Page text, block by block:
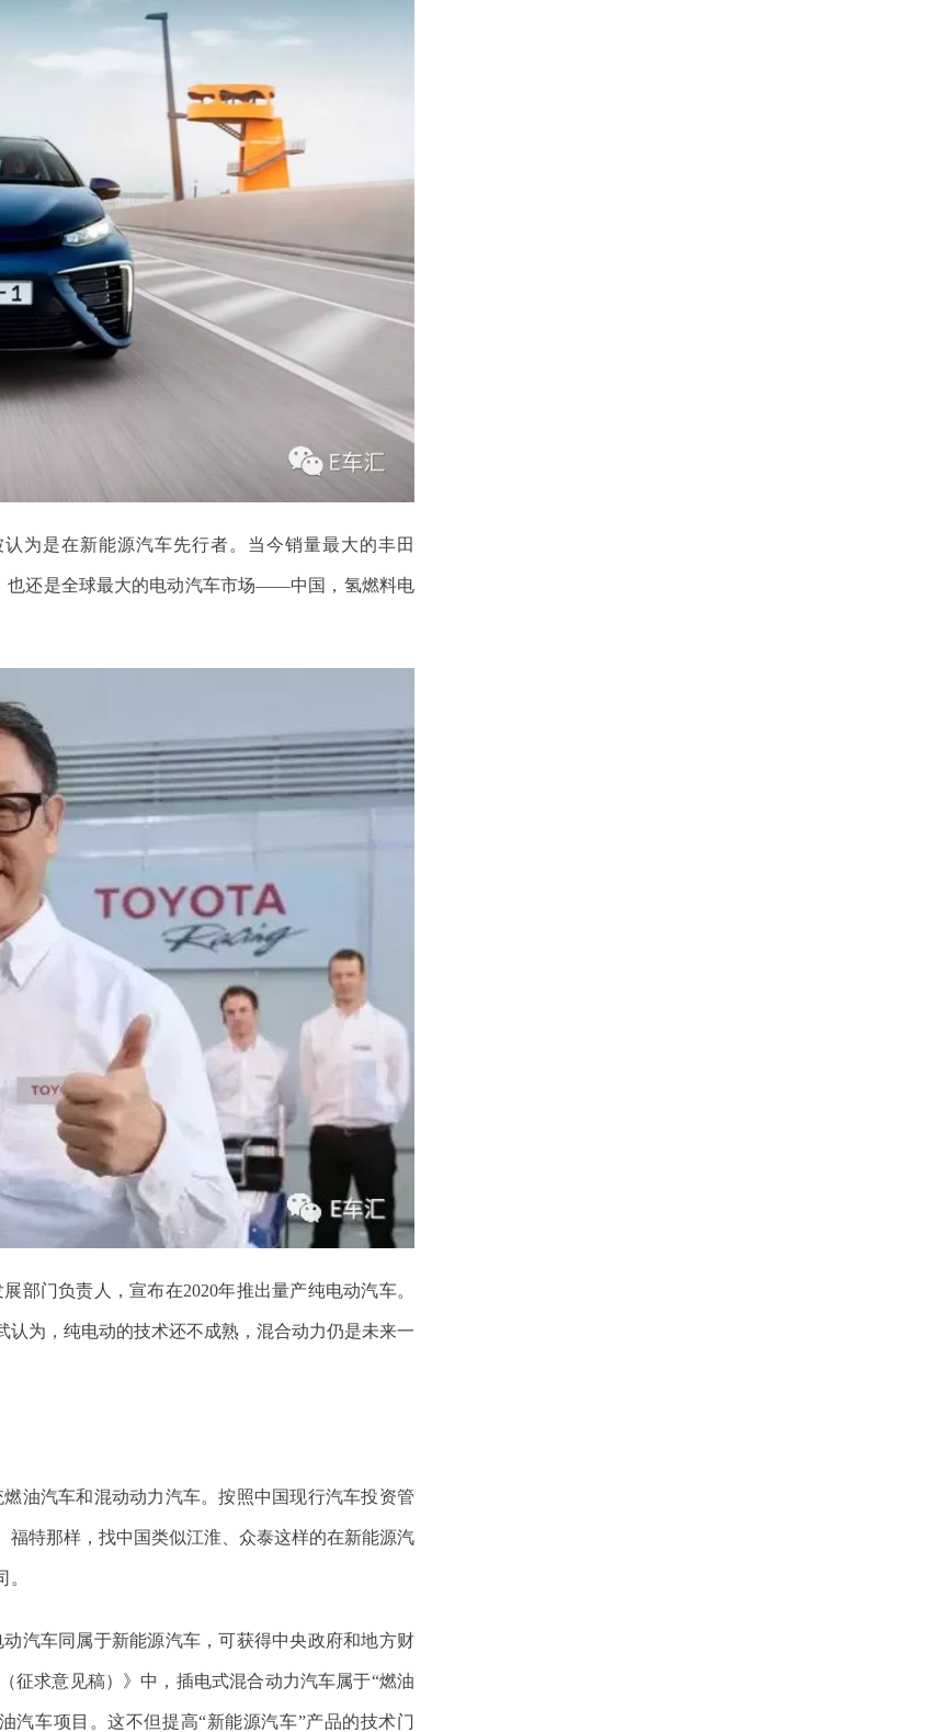
为是在新能源汽车先行者。当今销量最大的丰田
也还是全球最大的电动汽车市场——中国，氢燃料电
部门负责人，宣布在2020年推出量产纯电动汽车。
为，纯电动的技术还不成熟，混合动力仍是未来一
油汽车和混动动力汽车。按照中国现行汽车投资管
特那样，找中国类似江淮、众泰这样的在新能源汽
汽车同属于新能源汽车，可获得中央政府和地方财
征求意见稿）》中，插电式混合动力汽车属于“燃油
车项目。这不但提高“新能源汽车”产品的技术门